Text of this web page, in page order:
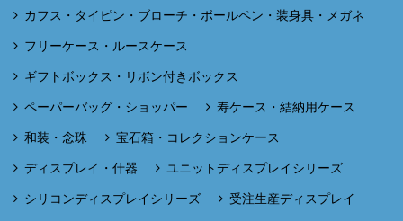
カフス・タイピン・ブローチ・ボールペン・装身具・メガネ
フリーケース・ルースケース
ギフトボックス・リボン付きボックス
ペーパーバッグ・ショッパー 寿ケース・結納用ケース
和装・念珠 宝石箱・コレクションケース
ディスプレイ・什器 ユニットディスプレイシリーズ
シリコンディスプレイシリーズ 受注生産ディスプレイ